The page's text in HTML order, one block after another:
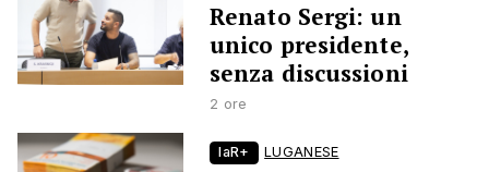
Renato Sergi: un
unico presidente,
senza discussioni
2 ore
laR+ LUGANESE